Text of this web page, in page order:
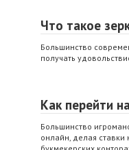
Что такое
Большинство
получать
Как перейти
Большинство
онлайн, делая